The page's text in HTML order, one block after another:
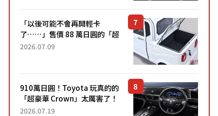
「以後可能不會再開輕卡
了……」售價 88 萬日圓的「超
迷你輕型貨車」引發兩極評
了！...
2026.07.09
910萬日圓！Toyota 玩真的的
「超豪華 Crown」太厲害了！
採用由「匠人技藝」打造的
2026.07.19